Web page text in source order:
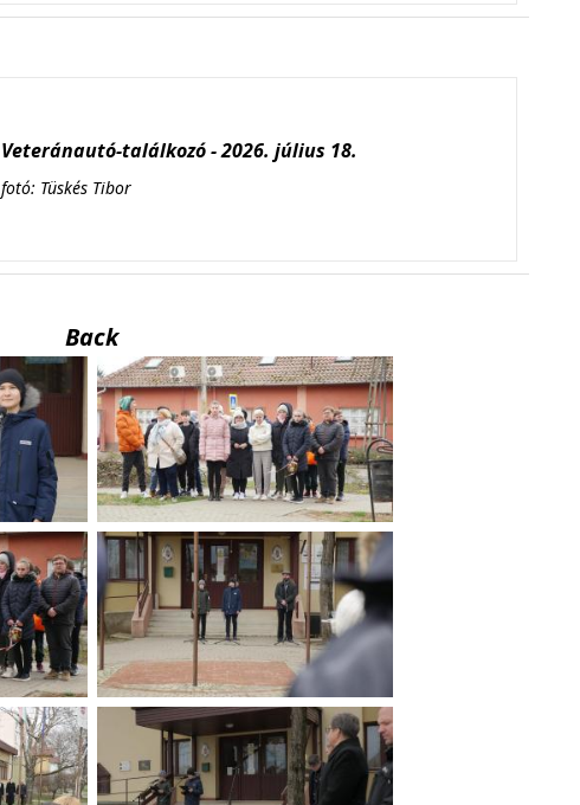
Veteránautó-találkozó - 2026. július 18.
fotó: Tüskés Tibor
Back